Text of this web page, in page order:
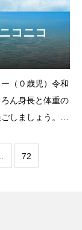
コニコ
（０歳児）令和
ん身長と体重の
しましょう。▶
72